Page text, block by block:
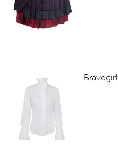
Bravegirl